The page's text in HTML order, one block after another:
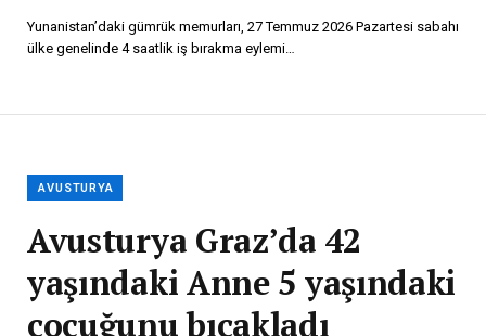
Yunanistan’daki gümrük memurları, 27 Temmuz 2026 Pazartesi sabahı
ülke genelinde 4 saatlik iş bırakma eylemi…
AVUSTURYA
Avusturya Graz’da 42
yaşındaki Anne 5 yaşındaki
çocuğunu bıçakladı